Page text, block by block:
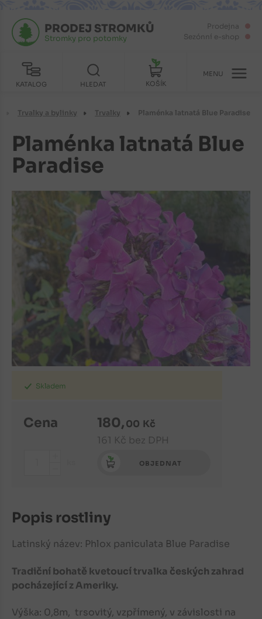
Prodejna
Sezónní e-shop
KATALOG
PRODEJ STROMKŮ
Stromky pro potomky
HLEDAT KOŠÍK
MENU
Trvalky a bylinky Trvalky Plaménka latnatá Blue Paradise
Plaménka latnatá Blue
Paradise
Skladem
Cena 180,00 Kč
161 Kč bez DPH
OBJEDNAT
Popis rostliny
Latinský název: Phlox paniculata Blue Paradise
Tradiční bohatě kvetoucí trvalka českých zahrad
pocházející z Ameriky.
Výška: 0,8m, trsovitý, vzpřímený, v závislosti na